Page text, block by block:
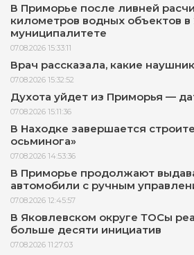
В Приморье после ливней
километров водных объектов в
муниципалитете
07.08.2026 15:33:11
Врач рассказала, какие
07.08.2026 15:32:52
Духота уйдет из Приморья —
07.08.2026 15:11:36
В Находке завершается
осьминога»
07.08.2026 14:53:36
В Приморье продолжают
автомобили с ручным
07.08.2026 12:45:57
В Яковлевском округе ТОСы
больше десяти инициатив
07.08.2026 11:27:03